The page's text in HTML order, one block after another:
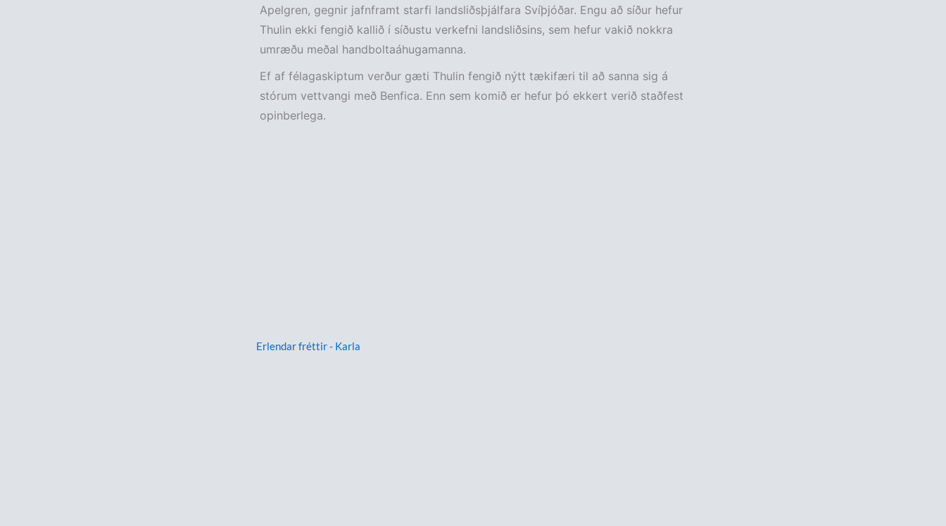
Apelgren, gegnir jafnframt starfi landsliðsþjálfara Svíþjóðar. Engu að síður hefur
Thulin ekki fengið kallið í síðustu verkefni landsliðsins, sem hefur vakið nokkra
umræðu meðal handboltaáhugamanna.
Ef af félagaskiptum verður gæti Thulin fengið nýtt tækifæri til að sanna sig á
stórum vettvangi með Benfica. Enn sem komið er hefur þó ekkert verið staðfest
opinberlega.
Erlendar fréttir - Karla